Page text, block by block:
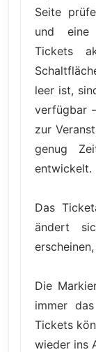
Seite
und eine
Tickets
leer ist,
verfügbar
zur
genug
entwickelt.
Das
ändert
Die
immer
Tickets
wieder ins